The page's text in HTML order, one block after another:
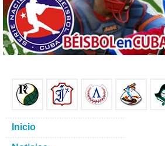
Inicio